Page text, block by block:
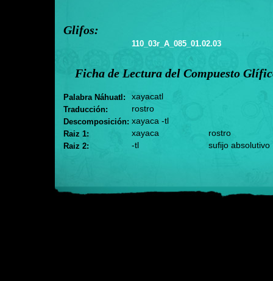
Glifos:
110_03r_A_085_01.02.03
Ficha de Lectura del Compuesto
Palabra Náhuatl: xayacatl
Traducción: rostro
Descomposición: xayaca -tl
Raiz 1: xayaca rostro
Raiz 2: -tl sufijo absolutivo